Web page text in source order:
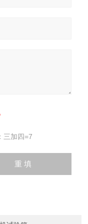
三加四=7